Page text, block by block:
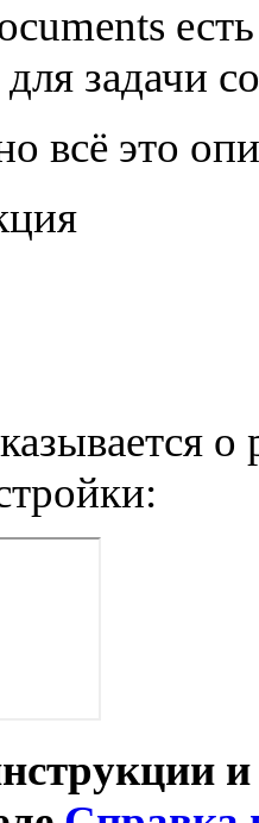
задачи
всё это